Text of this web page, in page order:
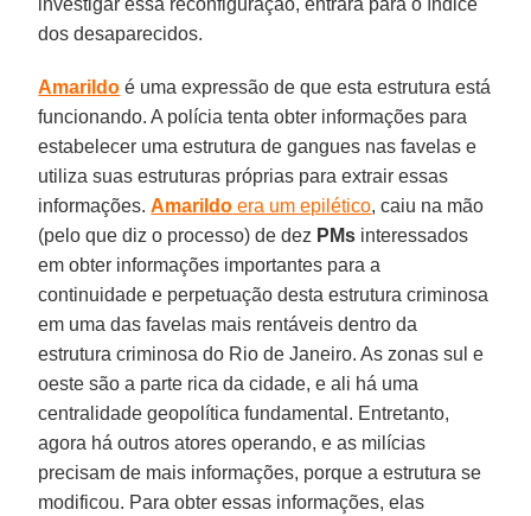
dos desaparecidos.
Amarildo é uma expressão de que esta estrutura está
funcionando. A polícia tenta obter informações para
estabelecer uma estrutura de gangues nas favelas e
utiliza suas estruturas próprias para extrair essas
informações.Amarildo era um epilético, caiu na mão
(pelo que diz o processo) de dez PMs interessados
em obter informações importantes para a
continuidade e perpetuação desta estrutura criminosa
em uma das favelas mais rentáveis dentro da
estrutura criminosa do Rio de Janeiro. As zonas sul e
oeste são a parte rica da cidade, e ali há uma
centralidade geopolítica fundamental. Entretanto,
agora há outros atores operando, e as milícias
precisam de mais informações, porque a estrutura se
modificou. Para obter essas informações, elas